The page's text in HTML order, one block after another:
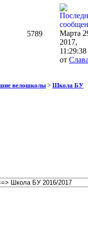
5789
Марта
2017,
11:29:38
от
велошколы > Школа БУ